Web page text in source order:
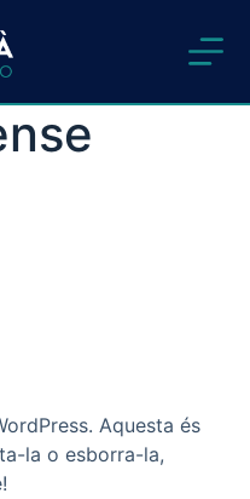
Aquesta és
la o esborra-la,